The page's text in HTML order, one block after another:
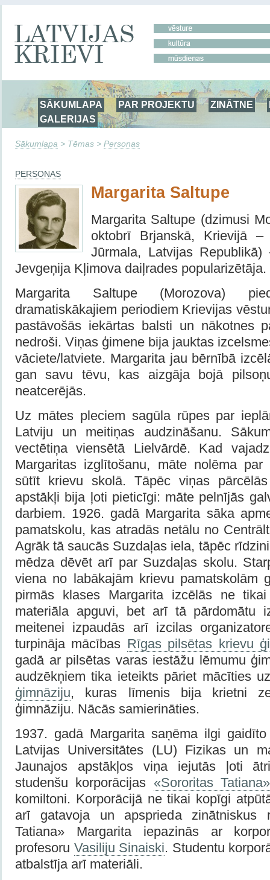
SĀKUMLAPA PAR PROJEKTU ZINĀTNE
GALERIJAS
Sākumlapa > Tēmas > Personas
PERSONAS
Margarita Saltupe
Margarita Saltupe (dzimusi
oktobrī Brjanskā, Krievijā
Jūrmala, Latvijas
Jevgeņija Kļimova daiļrades popularizētāja.
Margarita Saltupe (Morozova)
dramatiskākajiem periodiem Krievijas
pastāvošās iekārtas balsti un nākotnes
nedroši. Viņas ģimene bija jauktas
vāciete/latviete. Margarita jau bērnībā
gan savu tēvu, kas aizgāja bojā
neatcerējās.
Uz mātes pleciem sagūla rūpes par
Latviju un meitiņas audzināšanu.
vectētiņa viensētā Lielvārdē. Kad
Margaritas izglītošanu, māte nolēma
sūtīt krievu skolā. Tāpēc viņas
apstākļi bija ļoti pieticīgi: māte pelnījās
darbiem. 1926. gadā Margarita sāka
pamatskolu, kas atradās netālu no
Agrāk tā saucās Suzdaļas iela, tāpēc
mēdza dēvēt arī par Suzdaļas skolu.
viena no labākajām krievu pamatskolām
pirmās klases Margarita izcēlās ne
materiāla apguvi, bet arī tā pārdomātu
meitenei izpaudās arī izcilas
turpināja mācības Rīgas pilsētas krievu
gadā ar pilsētas varas iestāžu lēmumu
audzēkņiem tika ieteikts pāriet mācīties
ģimnāziju, kuras līmenis bija krietni
ģimnāziju. Nācās samierināties.
1937. gadā Margarita saņēma ilgi
Latvijas Universitātes (LU) Fizikas un
Jaunajos apstākļos viņa iejutās ļoti
studenšu korporācijas «Sororitas Tatiana»
komiltoni. Korporācijā ne tikai kopīgi
arī gatavoja un apsprieda zinātniskus
Tatiana» Margarita iepazinās ar
profesoru Vasiliju Sinaiski. Studentu
atbalstīja arī materiāli.